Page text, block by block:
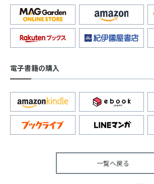
電子書籍の購入
一覧へ戻る